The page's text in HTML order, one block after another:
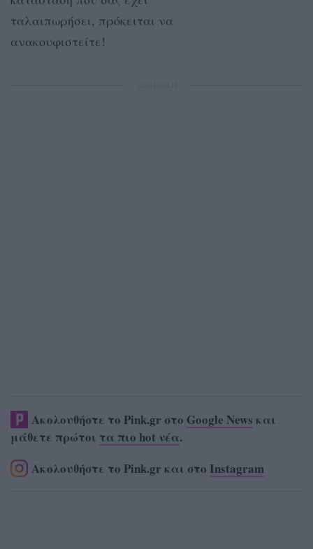
ταλαιπωρήσει, πρόκειται να
ανακουφιστείτε!
Ακολουθήστε το Pink.gr στο Google News και
μάθετε πρώτοι τα πιο hot νέα.
Ακολουθήστε το Pink.gr και στο Instagram